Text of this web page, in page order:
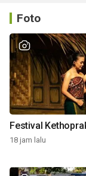
Foto
Festival
18 jam lalu